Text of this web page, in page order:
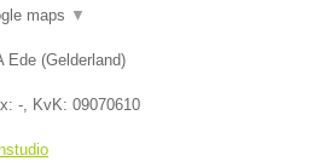
maps ▼
Ede (Gelderland)
-, KvK: 09070610